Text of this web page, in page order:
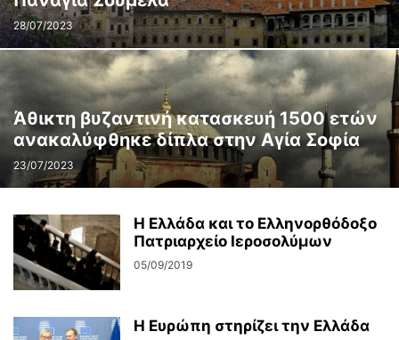
28/07/2023
Άθικτη βυζαντινή κατασκευή 1500 ετών
ανακαλύφθηκε δίπλα στην Αγία Σοφία
23/07/2023
Η Ελλάδα και το Ελληνορθόδοξο
Πατριαρχείο Ιεροσολύμων
05/09/2019
Η Ευρώπη στηρίζει την Ελλάδα